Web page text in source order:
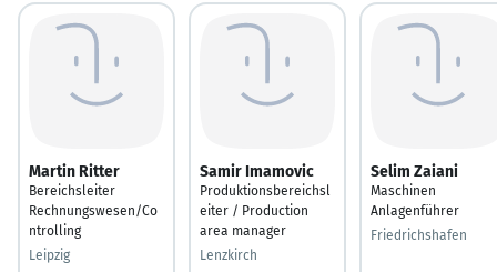
Martin Ritter
Bereichsleiter
Rechnungswesen/Co
ntrolling
Leipzig
Samir Imamovic
Produktionsbereichsl
eiter / Production
area manager
Lenzkirch
Selim Zaiani
Maschinen
Anlagenführer
Friedrichshafen